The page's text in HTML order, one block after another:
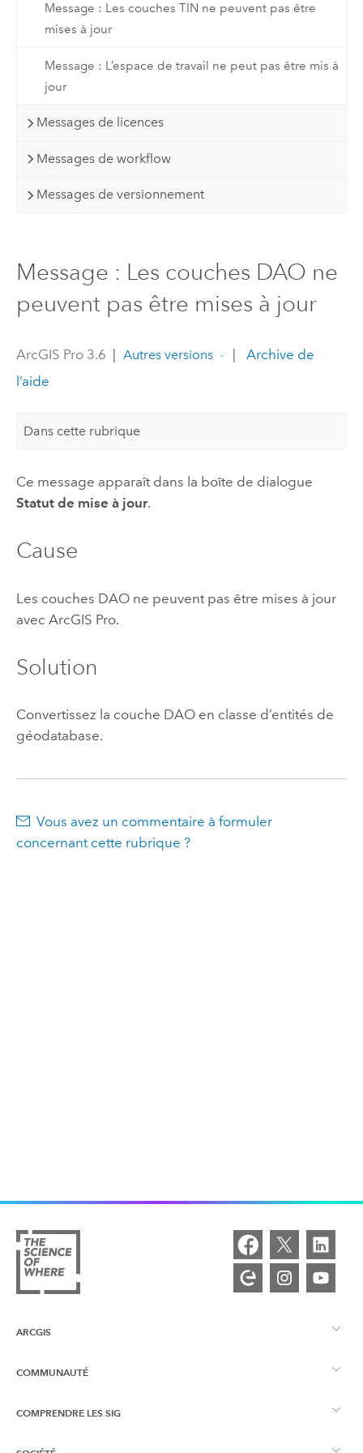
Message : Les couches TIN ne peuvent pas être
mises à jour
Message : L’espace de travail ne peut pas être mis à
jour
Messages de licences
Messages de workflow
Messages de versionnement
Message : Les couches DAO ne
peuvent pas être mises à jour
ArcGIS Pro 3.6 Autres versions
Archive de
l’aide
Dans cette rubrique
Ce message apparaît dans la boîte de dialogue
Statut de mise à jour.
Cause
Les couches DAO ne peuvent pas être mises à jour
avec ArcGIS Pro.
Solution
Convertissez la couche DAO en classe d’entités de
géodatabase.
Vous avez un commentaire à formuler
concernant cette rubrique ?
ARCGIS
Vue d’ensemble d’ArcGIS
Cartographie
COMMUNAUTÉ
Esri Community
COMPRENDRE LES SIG